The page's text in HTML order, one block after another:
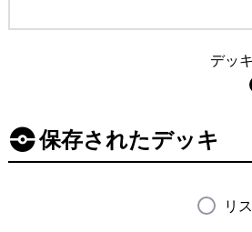
デッ
保存されたデッキ
リ